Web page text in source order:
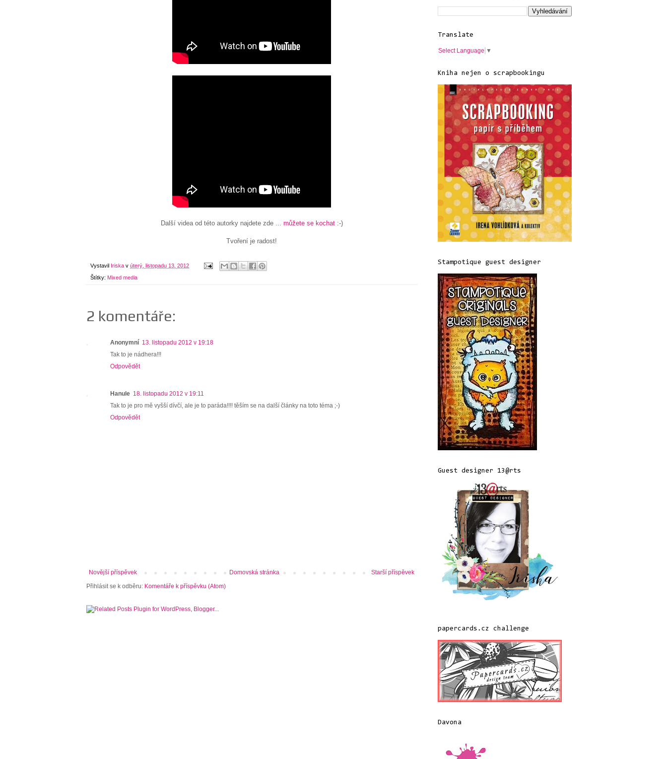
Další videa od této autorky najdete zde ... můžete se kochat:-)
Tvoření je radost!
Vystavil Iriska v úterý, listopadu 13, 2012
Štítky: Mixed media
2 komentáře:
Anonymní 13. listopadu 2012 v 19:18
Tak to je nádhera!!!
Odpovědět
Hanule 18. listopadu 2012 v 19:11
Tak to je pro mě vyšší dívčí, ale je to paráda!!!! těším se na další články na toto téma ;-)
Odpovědět
Novější příspěvek Starší příspěvek
Domovská stránka
Přihlásit se k odběru: Komentáře k příspěvku (Atom)
Translate
Select Language ▼
Kniha nejen o scrapbookingu
Stampotique guest designer
Guest designer 13@rts
papercards.cz challenge
Davona